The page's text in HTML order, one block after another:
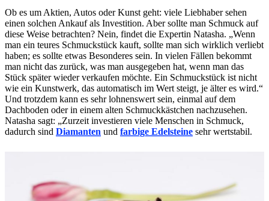
Ob es um Aktien, Autos oder Kunst geht: viele Liebhaber sehen
einen solchen Ankauf als Investition. Aber sollte man Schmuck auf
diese Weise betrachten? Nein, findet die Expertin Natasha. „Wenn
man ein teures Schmuckstück kauft, sollte man sich wirklich verliebt
haben; es sollte etwas Besonderes sein. In vielen Fällen bekommt
man nicht das zurück, was man ausgegeben hat, wenn man das
Stück später wieder verkaufen möchte. Ein Schmuckstück ist nicht
wie ein Kunstwerk, das automatisch im Wert steigt, je älter es wird.“
Und trotzdem kann es sehr lohnenswert sein, einmal auf dem
Dachboden oder in einem alten Schmuckkästchen nachzusehen.
Natasha sagt: „Zurzeit investieren viele Menschen in Schmuck,
dadurch sind Diamanten und farbige Edelsteine sehr wertstabil.